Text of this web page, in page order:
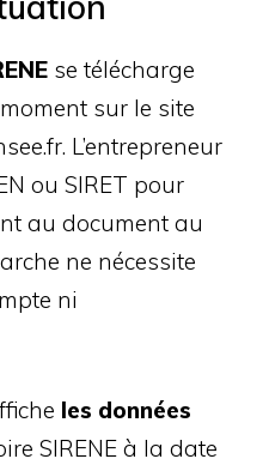
se télécharge
sur le site
L’entrepreneur
ou SIRET pour
au document au
ne nécessite
ni
les données
SIRENE à la date